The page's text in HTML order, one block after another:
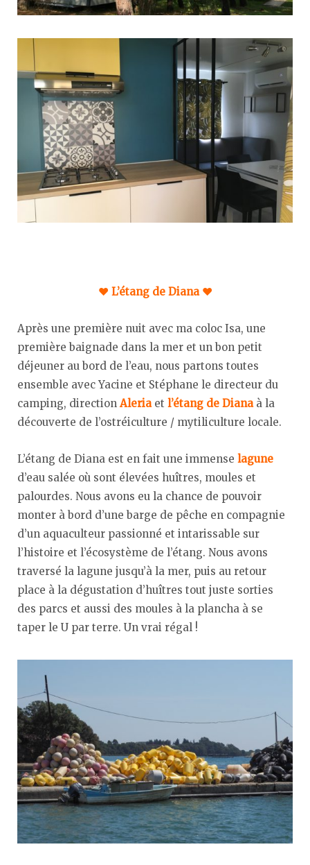
♥︎ L’étang de Diana ♥︎
Après une première nuit avec ma coloc Isa, une
première baignade dans la mer et un bon petit
déjeuner au bord de l’eau, nous partons toutes
ensemble avec Yacine et Stéphane le directeur du
camping, directionAleriaet l’étang de Dianaà la
découverte de l’ostréiculture / mytiliculture locale.
L’étang de Diana est en fait une immense lagune
d’eau salée où sont élevées huîtres, moules et
palourdes. Nous avons eu la chance de pouvoir
monter à bord d’une barge de pêche en compagnie
d’un aquaculteur passionné et intarissable sur
l’histoire et l’écosystème de l’étang. Nous avons
traversé la lagune jusqu’à la mer, puis au retour
place à la dégustation d’huîtres tout juste sorties
des parcs et aussi des moules à la plancha à se
taper le U par terre. Un vrai régal !